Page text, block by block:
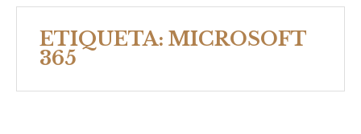
ETIQUETA: MICROSOFT
365